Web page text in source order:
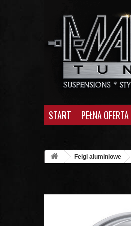
START PEŁNA OFERTA
Felgi aluminiowe